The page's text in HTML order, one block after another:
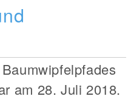
am 28. Juli 2018.